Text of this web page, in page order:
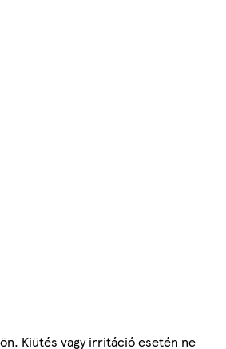
Kiütés vagy irritáció esetén ne